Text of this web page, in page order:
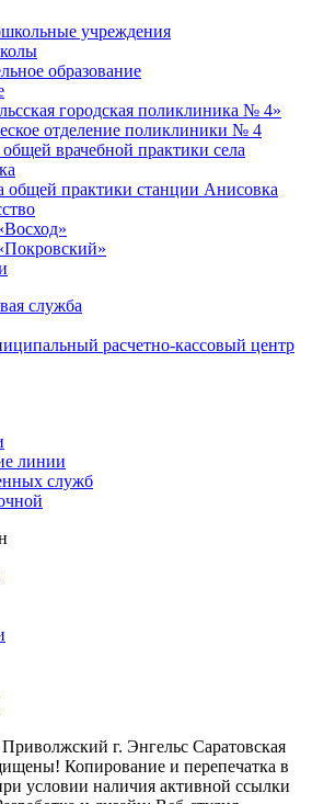
учреждения
образование
городская поликлиника № 4»
отделение поликлиники № 4
врачебной практики села
общей практики станции Анисовка
линии
служб
г. Энгельс Саратовская
Копирование и перепечатка в
условии наличия активной ссылки